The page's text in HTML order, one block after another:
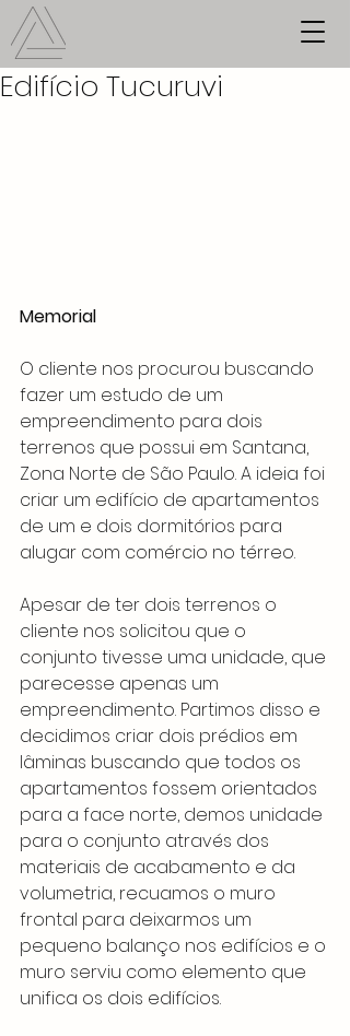
Edifício Tucuruvi
Memorial
O cliente nos procurou buscando
fazer um estudo de um
empreendimento para dois
terrenos que possui em Santana,
Zona Norte de São Paulo. A ideia foi
criar um edifício de apartamentos
de um e dois dormitórios para
alugar com comércio no térreo.
Apesar de ter dois terrenos o
cliente nos solicitou que o
conjunto tivesse uma unidade, que
parecesse apenas um
empreendimento. Partimos disso e
decidimos criar dois prédios em
lâminas buscando que todos os
apartamentos fossem orientados
para a face norte, demos unidade
para o conjunto através dos
materiais de acabamento e da
volumetria, recuamos o muro
frontal para deixarmos um
pequeno balanço nos edifícios e o
muro serviu como elemento que
unifica os dois edifícios.